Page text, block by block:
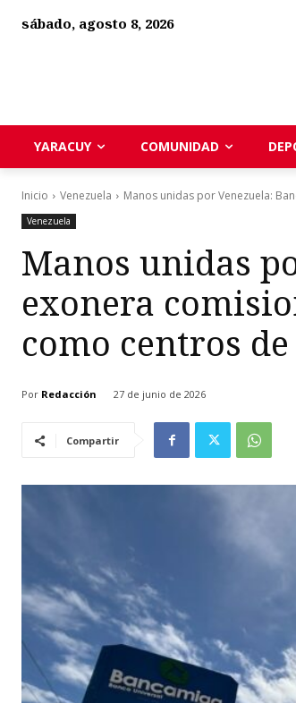
sábado, agosto 8, 2026
YARACUY COMUNIDAD
Inicio Venezuela Manos unidas por Venezuela:
Venezuela
Manos unidas
exonera
como centros
Por Redacción 27 de junio de 2026
Compartir